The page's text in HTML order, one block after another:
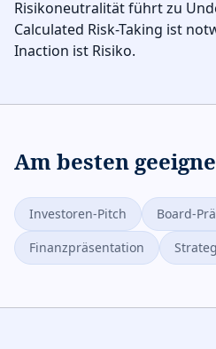
Risikoneutralität führt zu
Calculated Risk-Taking ist
Inaction ist Risiko.
Am besten
Investoren-Pitch
Board-
Finanzpräsentation